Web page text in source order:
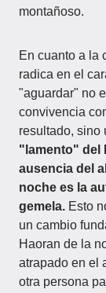
montañoso.
En cuanto a la
radica en el
"aguardar" no
convivencia
resultado, sino
"lamento" del
ausencia del
noche es la
gemela. Esto
un cambio
Haoran de la
atrapado en el
otra persona